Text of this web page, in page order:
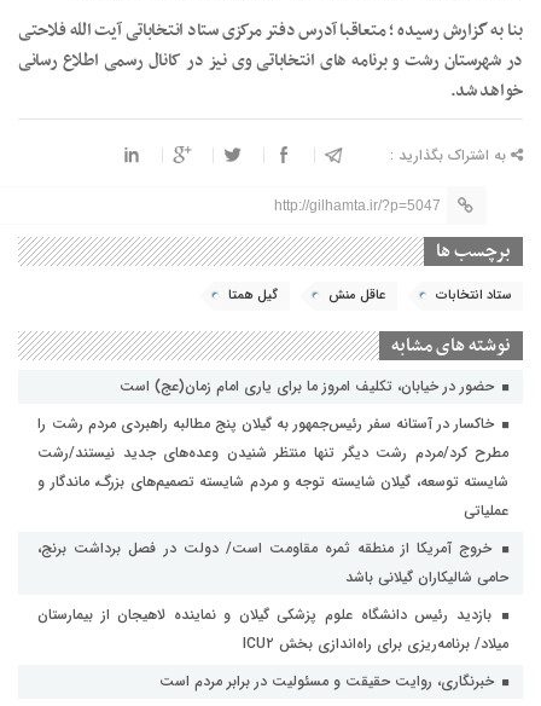
بنا به گزارش رسیده ؛ متعاقبا آدرس دفتر مرکزی ستاد انتخاباتی آیت الله فلاحتی
در شهرستان رشت و برنامه های انتخاباتی وی نیز در کانال رسمی اطلاع رسانی
خواهد شد.
به اشتراک بگذارید :
http://gilhamta.ir/?p=5047
برچسب ها
ستاد انتخابات عاقل منش گیل همتا
نوشته های مشابه
حضور در خیابان، تکلیف امروز ما برای یاری امام زمان(عج) است
خاکسار در آستانه سفر رئیس‌جمهور به گیلان پنج مطالبه راهبردی مردم رشت را
مطرح کرد/مردم رشت دیگر تنها منتظر شنیدن وعده‌های جدید نیستند/رشت
شایسته توسعه، گیلان شایسته توجه و مردم شایسته تصمیم‌های بزرگ، ماندگار و
عملیاتی
خروج آمریکا از منطقه ثمره مقاومت است/ دولت در فصل برداشت برنج،
حامی شالیکاران گیلانی باشد
بازدید رئیس دانشگاه علوم پزشکی گیلان و نماینده لاهیجان از بیمارستان
میلاد/ برنامه‌ریزی برای راه‌اندازی بخش ICU۲
خبرنگاری، روایت حقیقت و مسئولیت‌ در برابر مردم است